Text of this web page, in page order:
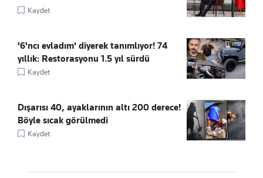
Kaydet
'6'ncı evladım' diyerek tanımlıyor! 74
yıllık: Restorasyonu 1.5 yıl sürdü
Kaydet
Dışarısı 40, ayaklarının altı 200 derece!
Böyle sıcak görülmedi
Kaydet